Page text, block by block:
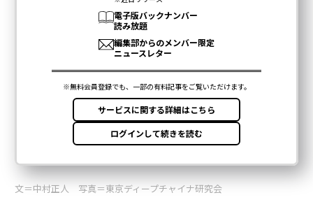
文＝中村正人 写真＝東京ディープチャイナ研究会